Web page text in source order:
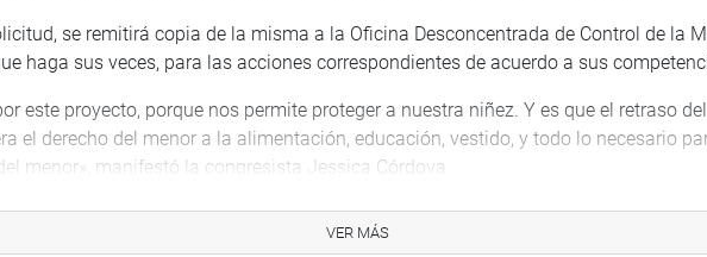
se remitirá copia de la misma a la Oficina Desconcentrada de Control de la
haga sus veces, para las acciones correspondientes de acuerdo a sus
este proyecto, porque nos permite proteger a nuestra niñez. Y es que el retraso
el derecho del menor a la alimentación, educación, vestido, y todo lo necesario
menor», manifestó la congresista Jessica Córdova.
recalcó que, adicional a las leyes, resulta fundamental sensibilizar a la
la familia y su cuidado, «porque no se trata solo de tener hijos, hay que estar
VER MÁS